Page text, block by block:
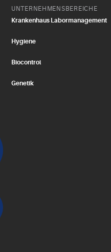
UNTERNEHMENSBEREICHE
Krankenhaus Labormanagement
Hygiene
Biocontrol
Genetik